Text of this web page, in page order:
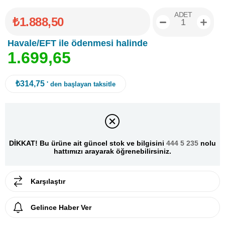
₺1.888,50
Havale/EFT ile ödenmesi halinde
1.699,65
ADET
₺314,75 ' den başlayan taksitle
DİKKAT! Bu ürüne ait güncel stok ve bilgisini 444 5 235 nolu
hattımızı arayarak öğrenebilirsiniz.
Karşılaştır
Gelince Haber Ver